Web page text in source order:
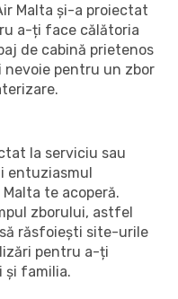
Malta și-a proiectat
a-ți face călătoria
de cabină prietenos
nevoie pentru un zbor
la serviciu sau
entuziasmul
te acoperă.
zborului, astfel
răsfoiești site-urile
pentru a-ți
și familia.